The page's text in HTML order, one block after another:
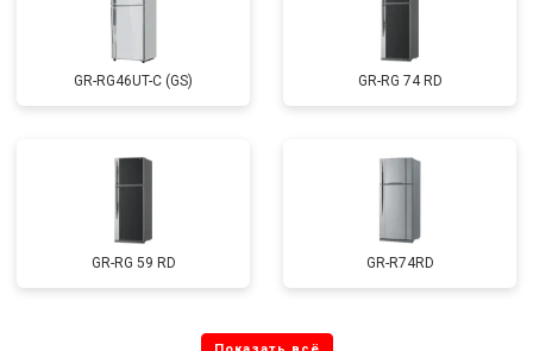
GR-RG46UT-C (GS) GR-RG 74 RD
GR-RG 59 RD GR-R74RD